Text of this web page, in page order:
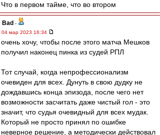
Что в первом тайме, что во втором
Bad -
04 мар 2023 16:34
очень хочу, чтобы после этого матча Мешков
получил наконец пинка из судей РПЛ
Тот случай, когда непрофессионализм
очевиден для всех. Дунуть в свою дудку не
дождавшись конца эпизода, после чего нет
возможности засчитать даже чистый гол - это
значит, что судья очевидный для всех мудак.
Который не просто принял по ошибке
неверное решение, а методически действовал